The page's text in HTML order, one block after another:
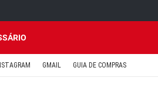
GMAIL GUIA DE COMPRAS